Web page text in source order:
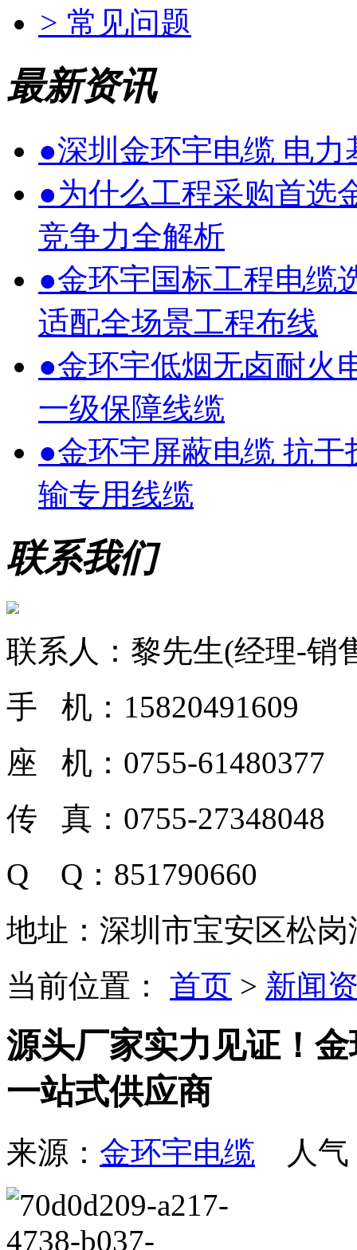
> 常见问题
最新资讯
●深圳金环宇电缆 电
●为什么工程采购首选
竞争力全解析
●金环宇国标工程电缆
适配全场景工程布线
●金环宇低烟无卤耐火
一级保障线缆
●金环宇屏蔽电缆 抗
输专用线缆
联系我们
联系人：黎先生(经理-销
手 机：15820491609
座 机：0755-61480377
传 真：0755-27348048
Q Q：851790660
地址：深圳市宝安区松
当前位置：
首页 > 新闻
源头厂家实力见证！
一站式供应商
来源： 金环宇电缆 人气